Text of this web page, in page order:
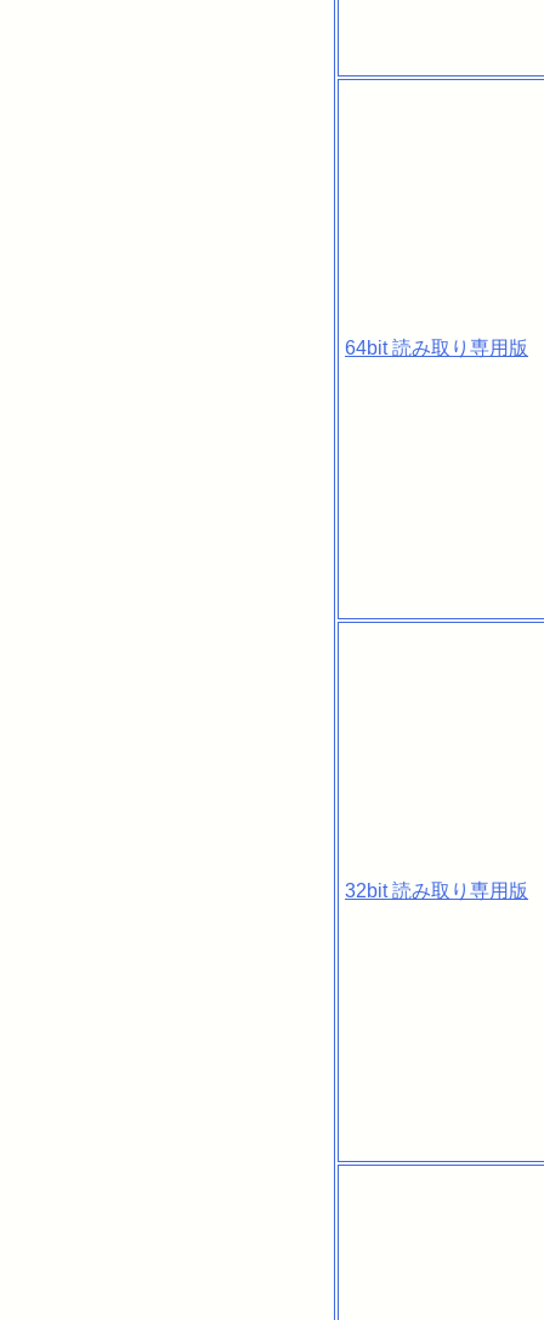
64bit 読み取り専用版
32bit 読み取り専用版